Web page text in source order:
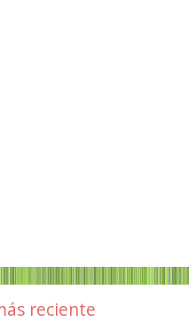
reciente